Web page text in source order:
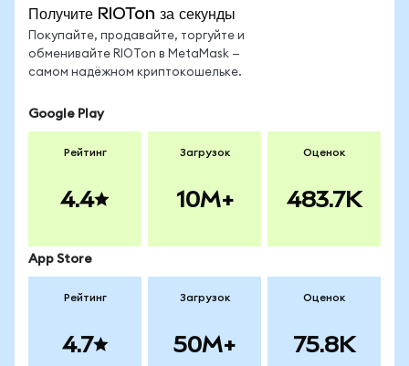
Получите RIOTon за секунды
Покупайте, продавайте, торгуйте и
обменивайте RIOTon в MetaMask —
самом надёжном криптокошельке.
Google Play
Рейтинг
4.4
Загрузок
10M+
Оценок
483.7K
App Store
Рейтинг
4.7
Загрузок
50M+
Оценок
75.8K